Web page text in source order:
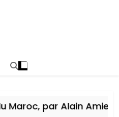
par Alain Amiel